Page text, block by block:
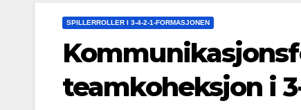
SPILLERROLLER I 3-4-2-1-FORMASJONEN
teamkoheksjon i